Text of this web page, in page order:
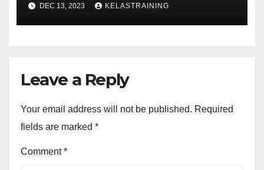
DEC 13, 2023 KELASTRAINING
Leave a Reply
Your email address will not be published. Required
fields are marked *
Comment*